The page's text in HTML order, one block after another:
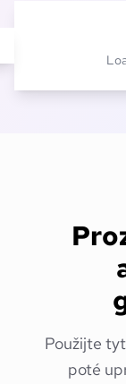
Použijte
poté